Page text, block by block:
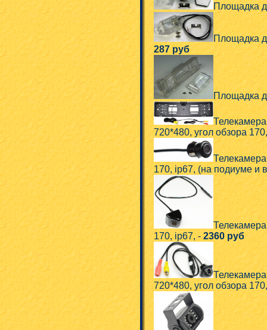
Площадка
Площадка
287 руб
Площадка
720*480, угол обзора
170, ip67, (на подиуме и
170, ip67, -2360 руб
720*480, угол обзора